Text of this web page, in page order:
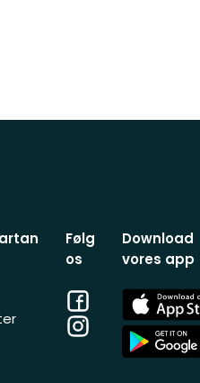
Følg
os
Facebook
Instagram
Download
vores app
App
Store
App
Store